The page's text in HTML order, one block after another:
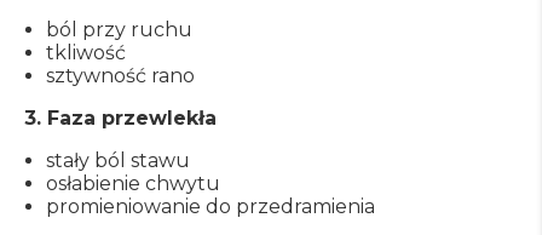
ból przy ruchu
tkliwość
sztywność rano
3. Faza przewlekła
stały ból stawu
osłabienie chwytu
promieniowanie do przedramienia